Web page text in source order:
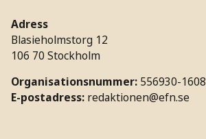
Adress
Blasieholmstorg 12
106 70 Stockholm
Organisationsnummer: 556930-1608
E-postadress: redaktionen@efn.se